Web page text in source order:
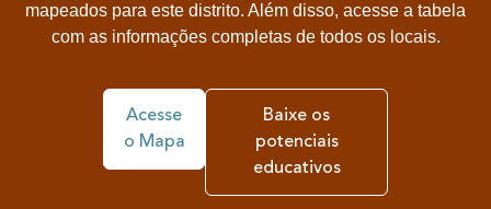
mapeados para este distrito. Além disso, acesse a tabela
com as informações completas de todos os locais.
Acesse
o Mapa
Baixe os
potenciais
educativos